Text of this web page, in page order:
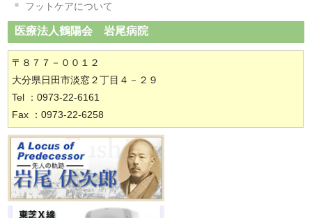
フットケアについて
医療法人鶴陽会 岩尾病院
〒８７７－００１２
大分県日田市淡窓２丁目４－２９
Tel ：0973-22-6161
Fax ：0973-22-6258